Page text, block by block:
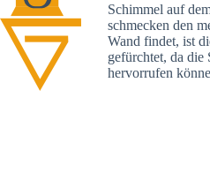
Schimmel auf
schmecken den
Wand findet, ist
gefürchtet, da
hervorrufen